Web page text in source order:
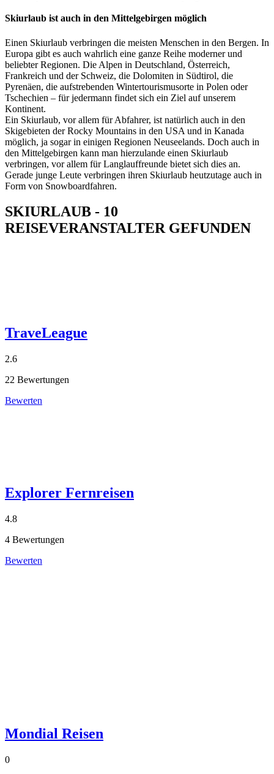
Skiurlaub ist auch in den Mittelgebirgen möglich
Einen Skiurlaub verbringen die meisten Menschen in den Bergen. In
Europa gibt es auch wahrlich eine ganze Reihe moderner und
beliebter Regionen. Die Alpen in Deutschland, Österreich,
Frankreich und der Schweiz, die Dolomiten in Südtirol, die
Pyrenäen, die aufstrebenden Wintertourismusorte in Polen oder
Tschechien – für jedermann findet sich ein Ziel auf unserem
Kontinent.
Ein Skiurlaub, vor allem für Abfahrer, ist natürlich auch in den
Skigebieten der Rocky Mountains in den USA und in Kanada
möglich, ja sogar in einigen Regionen Neuseelands. Doch auch in
den Mittelgebirgen kann man hierzulande einen Skiurlaub
verbringen, vor allem für Langlauffreunde bietet sich dies an.
Gerade junge Leute verbringen ihren Skiurlaub heutzutage auch in
Form von Snowboardfahren.
SKIURLAUB - 10
REISEVERANSTALTER GEFUNDEN
TraveLeague
2.6
22 Bewertungen
Bewerten
Explorer Fernreisen
4.8
4 Bewertungen
Bewerten
Mondial Reisen
0